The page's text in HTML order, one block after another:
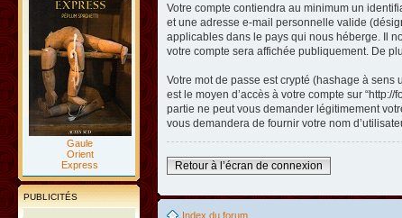
Gaule
Orient
Express
PUBLICITÉS
Votre compte contiendra au minimum un
et une adresse e-mail personnelle valide
applicables dans le pays qui nous héberge. Il
votre compte sera affichée publiquement. De
Votre mot de passe est crypté (hashage à
est le moyen d’accès à votre compte sur
partie ne peut vous demander légitimement
vous demandera de fournir votre nom
Retour à l’écran de connexion
Index du forum